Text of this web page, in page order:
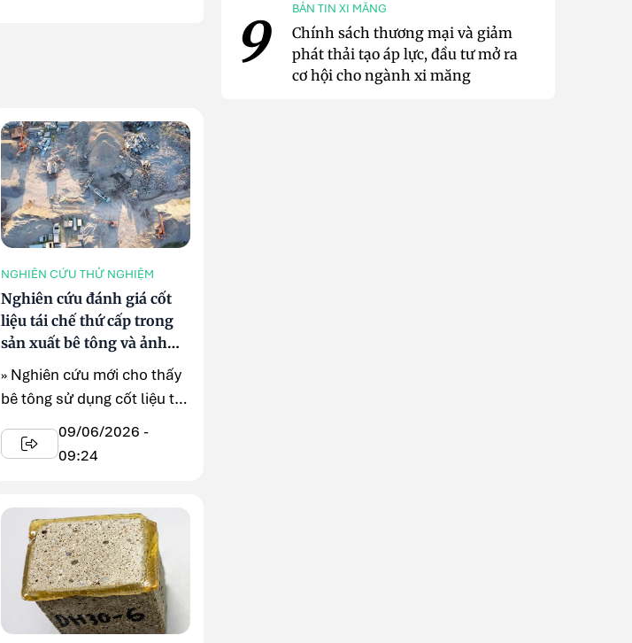
NGHIÊN CỨU THỬ NGHIỆM
Nghiên cứu đánh giá cốt
liệu tái chế thứ cấp trong
sản xuất bê tông và ảnh
hưởng đến độ bền vật liệu
» Nghiên cứu mới cho thấy
bê tông sử dụng cốt liệu tái
chế thứ cấp vẫn có thể ...
09/06/2026 -
09:24
9 BẢN TIN XI MĂNG
Chính sách thương mại và giảm
phát thải tạo áp lực, đầu tư mở ra
cơ hội cho ngành xi măng